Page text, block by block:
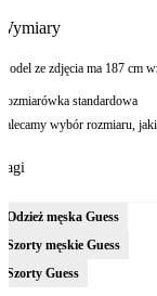
ze zdjęcia ma 187 cm
standardowa
wybór rozmiaru,
Odzież męska Guess
Szorty męskie Guess
Szorty Guess